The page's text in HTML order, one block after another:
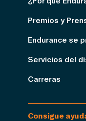
Premios y
Endurance se
Servicios del
Carreras
Consigue